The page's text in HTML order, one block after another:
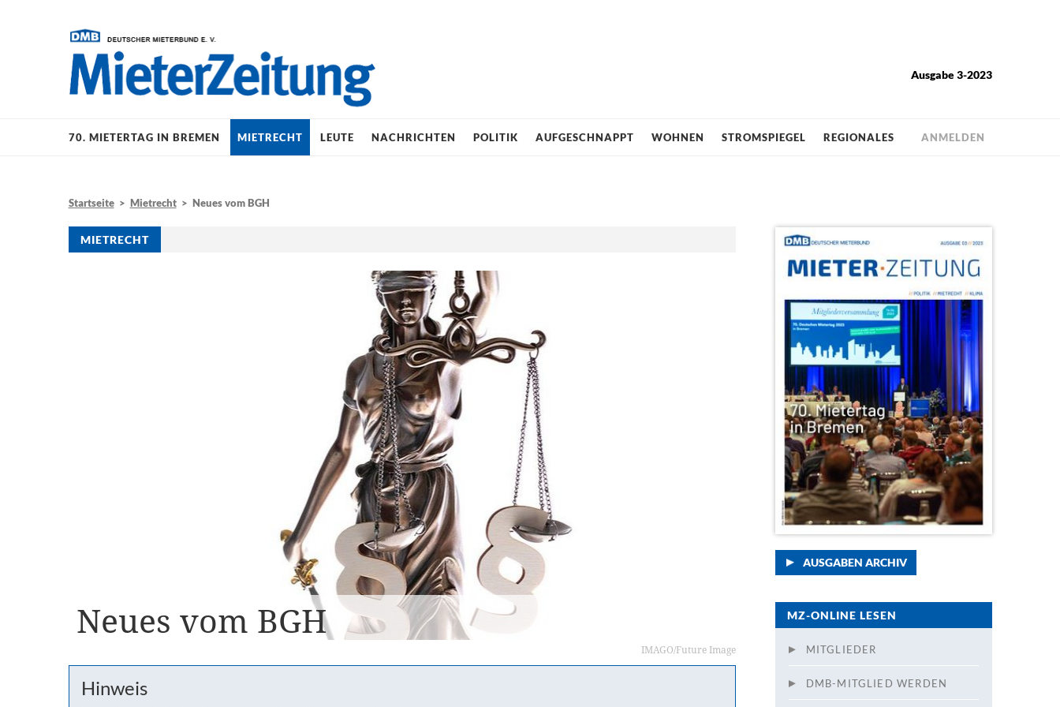
Ausgabe 3-2023
70. MIETERTAG IN BREMEN MIETRECHT LEUTE NACHRICHTEN POLITIK AUFGESCHNAPPT WOHNEN STROMSPIEGEL REGIONALES ANMELDEN
Startseite> Mietrecht> Neues vom BGH
MIETRECHT
Neues vom BGH
IMAGO/Future Image
Hinweis
AUSGABEN ARCHIV
MZ-ONLINE LESEN
MITGLIEDER
DMB-MITGLIED WERDEN